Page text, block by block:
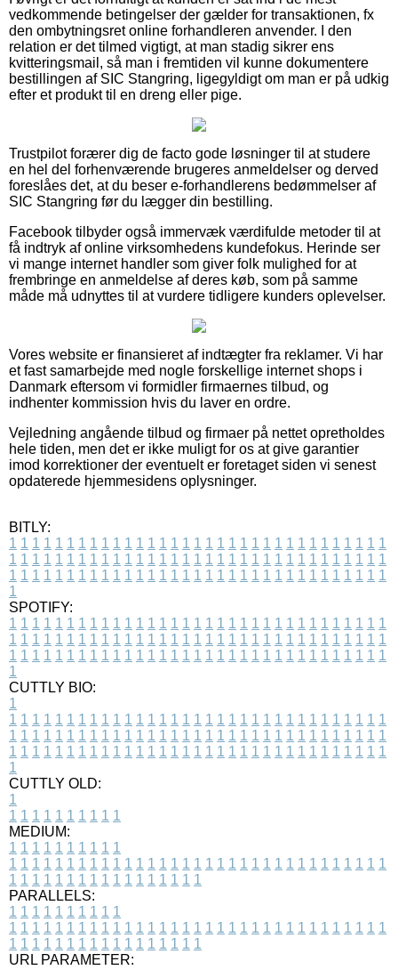
vedkommende betingelser der gælder for transaktionen, fx
den ombytningsret online forhandleren anvender. I den
relation er det tilmed vigtigt, at man stadig sikrer ens
kvitteringsmail, så man i fremtiden vil kunne dokumentere
bestillingen af SIC Stangring, ligegyldigt om man er på udkig
efter et produkt til en dreng eller pige.
Trustpilot forærer dig de facto gode løsninger til at studere
en hel del forhenværende brugeres anmeldelser og derved
foreslåes det, at du beser e-forhandlerens bedømmelser af
SIC Stangring før du lægger din bestilling.
Facebook tilbyder også immervæk værdifulde metoder til at
få indtryk af online virksomhedens kundefokus. Herinde ser
vi mange internet handler som giver folk mulighed for at
frembringe en anmeldelse af deres køb, som på samme
måde må udnyttes til at vurdere tidligere kunders oplevelser.
Vores website er finansieret af indtægter fra reklamer. Vi har
et fast samarbejde med nogle forskellige internet shops i
Danmark eftersom vi formidler firmaernes tilbud, og
indhenter kommission hvis du laver en ordre.
Vejledning angående tilbud og firmaer på nettet opretholdes
hele tiden, men det er ikke muligt for os at give garantier
imod korrektioner der eventuelt er foretaget siden vi senest
opdaterede hjemmesidens oplysninger.
BITLY:
1 1 1 1 1 1 1 1 1 1 1 1 1 1 1 1 1 1 1 1 1 1 1 1 1 1 1 1 1 1 1 1 1
1 1 1 1 1 1 1 1 1 1 1 1 1 1 1 1 1 1 1 1 1 1 1 1 1 1 1 1 1 1 1 1 1
1 1 1 1 1 1 1 1 1 1 1 1 1 1 1 1 1 1 1 1 1 1 1 1 1 1 1 1 1 1 1 1 1
1
SPOTIFY:
1 1 1 1 1 1 1 1 1 1 1 1 1 1 1 1 1 1 1 1 1 1 1 1 1 1 1 1 1 1 1 1 1
1 1 1 1 1 1 1 1 1 1 1 1 1 1 1 1 1 1 1 1 1 1 1 1 1 1 1 1 1 1 1 1 1
1 1 1 1 1 1 1 1 1 1 1 1 1 1 1 1 1 1 1 1 1 1 1 1 1 1 1 1 1 1 1 1 1
1
CUTTLY BIO:
1
1 1 1 1 1 1 1 1 1 1 1 1 1 1 1 1 1 1 1 1 1 1 1 1 1 1 1 1 1 1 1 1 1
1 1 1 1 1 1 1 1 1 1 1 1 1 1 1 1 1 1 1 1 1 1 1 1 1 1 1 1 1 1 1 1 1
1 1 1 1 1 1 1 1 1 1 1 1 1 1 1 1 1 1 1 1 1 1 1 1 1 1 1 1 1 1 1 1 1
1
CUTTLY OLD:
1
1 1 1 1 1 1 1 1 1 1
MEDIUM:
1 1 1 1 1 1 1 1 1 1
1 1 1 1 1 1 1 1 1 1 1 1 1 1 1 1 1 1 1 1 1 1 1 1 1 1 1 1 1 1 1 1 1
1 1 1 1 1 1 1 1 1 1 1 1 1 1 1 1 1
PARALLELS:
1 1 1 1 1 1 1 1 1 1
1 1 1 1 1 1 1 1 1 1 1 1 1 1 1 1 1 1 1 1 1 1 1 1 1 1 1 1 1 1 1 1 1
1 1 1 1 1 1 1 1 1 1 1 1 1 1 1 1 1
URL PARAMETER: